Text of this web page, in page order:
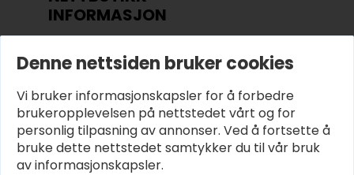
INFORMASJON
OM OSS
KJØPSVILKÅR OG BETINGELSER
PERSONVERN
Denne nettsiden bruker cookies
Vi bruker informasjonskapsler for å forbedre
brukeropplevelsen på nettstedet vårt og for
personlig tilpasning av annonser. Ved å fortsette å
bruke dette nettstedet samtykker du til vår bruk
av informasjonskapsler.